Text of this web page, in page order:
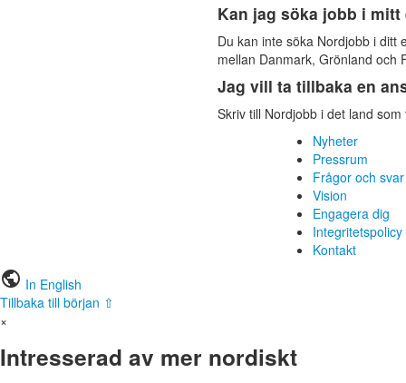
Kan jag söka jobb i mitt
Du kan inte söka Nordjobb i ditt
mellan Danmark, Grönland och
Jag vill ta tillbaka en
Skriv till Nordjobb i det land
Nyheter
Pressrum
Frågor och svar
Vision
Engagera dig
Integritetspolicy
Kontakt
public In English
Tillbaka till början ⇧
×
Intresserad av mer nordiskt